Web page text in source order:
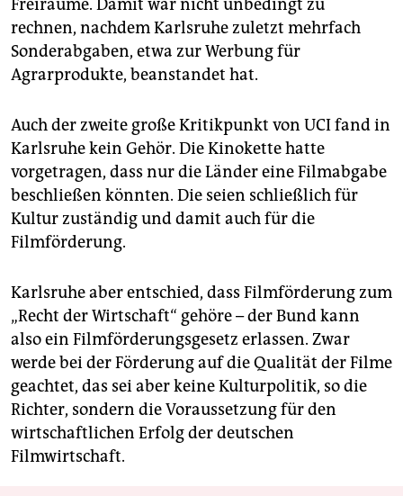
Freiräume. Damit war nicht unbedingt zu
rechnen, nachdem Karlsruhe zuletzt mehrfach
Sonderabgaben, etwa zur Werbung für
Agrarprodukte, beanstandet hat.
Auch der zweite große Kritikpunkt von UCI fand in
Karlsruhe kein Gehör. Die Kinokette hatte
vorgetragen, dass nur die Länder eine Filmabgabe
beschließen könnten. Die seien schließlich für
Kultur zuständig und damit auch für die
Filmförderung.
Karlsruhe aber entschied, dass Filmförderung zum
„Recht der Wirtschaft“ gehöre – der Bund kann
also ein Filmförderungsgesetz erlassen. Zwar
werde bei der Förderung auf die Qualität der Filme
geachtet, das sei aber keine Kulturpolitik, so die
Richter, sondern die Voraussetzung für den
wirtschaftlichen Erfolg der deutschen
Filmwirtschaft.